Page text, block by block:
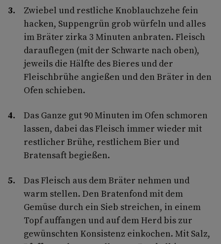
Zwiebel und restliche Knoblauchzehe fein
hacken, Suppengrün grob würfeln und alles
im Bräter zirka 3 Minuten anbraten. Fleisch
darauflegen (mit der Schwarte nach oben),
jeweils die Hälfte des Bieres und der
Fleischbrühe angießen und den Bräter in den
Ofen schieben.
Das Ganze gut 90 Minuten im Ofen schmoren
lassen, dabei das Fleisch immer wieder mit
restlicher Brühe, restlichem Bier und
Bratensaft begießen.
Das Fleisch aus dem Bräter nehmen und
warm stellen. Den Bratenfond mit dem
Gemüse durch ein Sieb streichen, in einem
Topf auffangen und auf dem Herd bis zur
gewünschten Konsistenz einkochen. Mit Salz,